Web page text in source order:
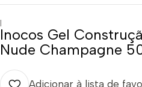
|
Inocos Gel
Nude Champagne
Adicionar à lista de